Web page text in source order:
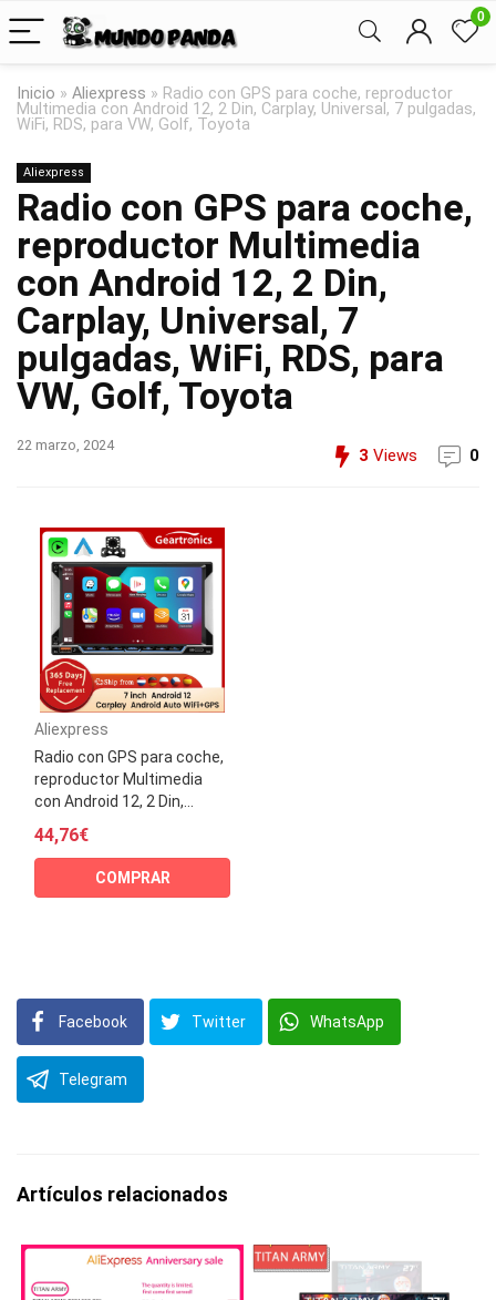
0
Inicio » Aliexpress » Radio con GPS para coche, reproductor
Multimedia con Android 12, 2 Din, Carplay, Universal, 7 pulgadas,
WiFi, RDS, para VW, Golf, Toyota
Aliexpress
Radio con GPS para coche,
reproductor Multimedia
con Android 12, 2 Din,
Carplay, Universal, 7
pulgadas, WiFi, RDS, para
VW, Golf, Toyota
22 marzo, 2024
3 Views 0
Aliexpress
Radio con GPS para coche,
reproductor Multimedia
con Android 12, 2 Din,...
44,76€
COMPRAR
Facebook Twitter WhatsApp
Telegram
Artículos relacionados